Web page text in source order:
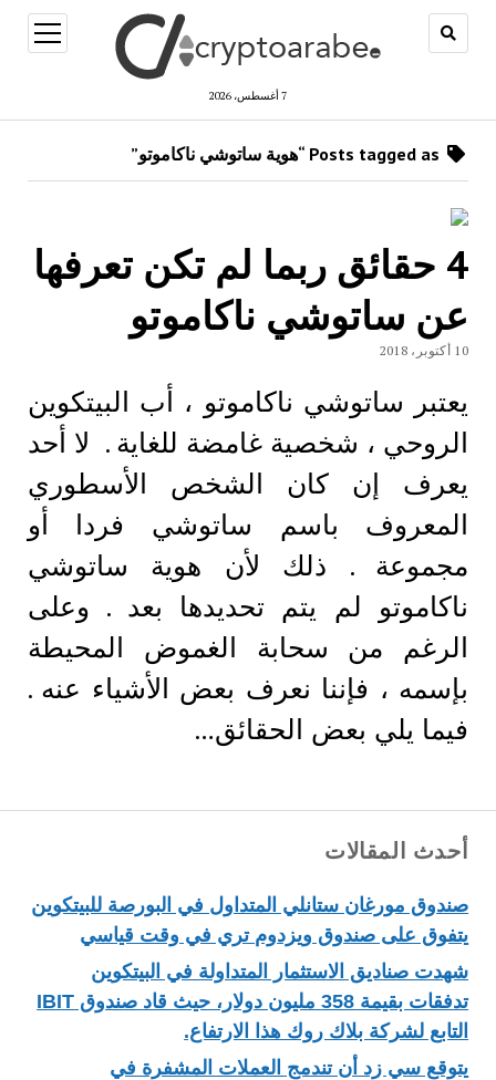
7 أغسطس، 2026
open
menu
أحدث المقالات
صندوق مورغان ستانلي المتداول في البورصة للبيتكوين
يتفوق على صندوق ويزدوم تري في وقت قياسي
شهدت صناديق الاستثمار المتداولة في البيتكوين
تدفقات بقيمة 358 مليون دولار، حيث قاد صندوق IBIT
التابع لشركة بلاك روك هذا الارتفاع.
يتوقع سي زد أن تندمج العملات المشفرة في
4 حقائق ربما لم تكن تعرفها
عن ساتوشي ناكاموتو
10 أكتوبر، 2018
يعتبر ساتوشي ناكاموتو ، أب البيتكوين
الروحي ، شخصية غامضة للغاية . لا أحد
يعرف إن كان الشخص الأسطوري
المعروف باسم ساتوشي فردا أو
مجموعة . ذلك لأن هوية ساتوشي
ناكاموتو لم يتم تحديدها بعد . وعلى
الرغم من سحابة الغموض المحيطة
بإسمه ، فإننا نعرف بعض الأشياء عنه .
فيما يلي بعض الحقائق…